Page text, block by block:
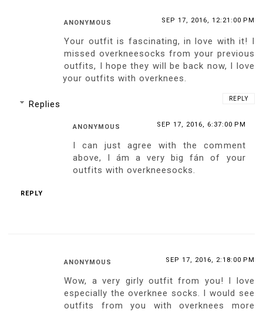
ANONYMOUS SEP 17, 2016, 12:21:00 PM
Your outfit is fascinating, in love with it! I
missed overkneesocks from your previous
outfits, I hope they will be back now, I love
your outfits with overknees.
REPLY
Replies
ANONYMOUS SEP 17, 2016, 6:37:00 PM
I can just agree with the comment
above, I ám a very big fán of your
outfits with overkneesocks.
REPLY
ANONYMOUS SEP 17, 2016, 2:18:00 PM
Wow, a very girly outfit from you! I love
especially the overknee socks. I would see
outfits from you with overknees more